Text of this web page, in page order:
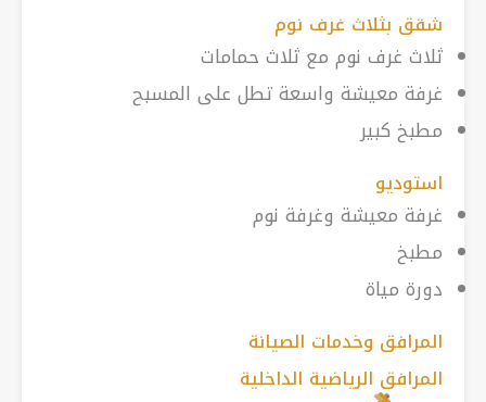
شقق بثلاث غرف نوم
ثلاث غرف نوم مع ثلاث حمامات
غرفة معيشة واسعة تطل على المسبح
مطبخ كبير
استوديو
غرفة معيشة وغرفة نوم
مطبخ
دورة مياة
المرافق وخدمات الصيانة
المرافق الرياضية الداخلية